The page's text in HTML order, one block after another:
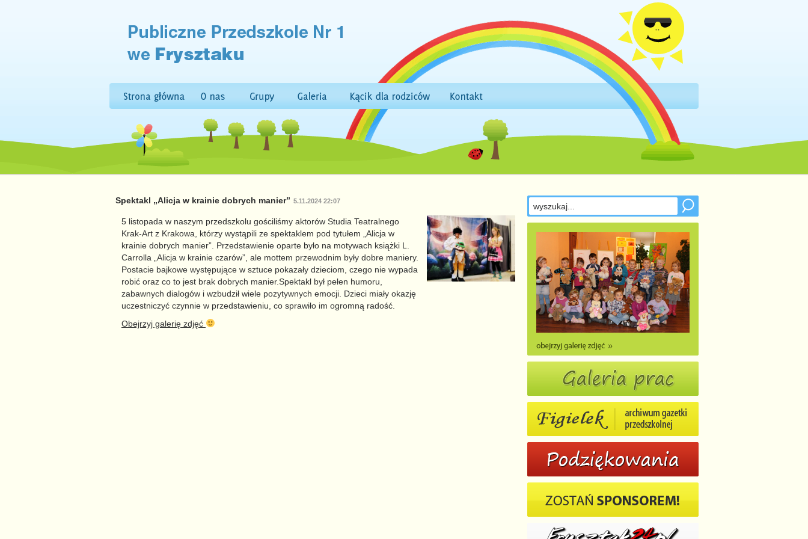
Spektakl „Alicja w krainie dobrych manier” 5.11.2024 22:07
5 listopada w naszym przedszkolu gościliśmy aktorów Studia Teatralnego
Krak-Art z Krakowa, którzy wystąpili ze spektaklem pod tytułem „Alicja w
krainie dobrych manier”. Przedstawienie oparte było na motywach książki L.
Carrolla „Alicja w krainie czarów”, ale mottem przewodnim były dobre maniery.
Postacie bajkowe występujące w sztuce pokazały dzieciom, czego nie wypada
robić oraz co to jest brak dobrych manier.Spektakl był pełen humoru,
zabawnych dialogów i wzbudził wiele pozytywnych emocji. Dzieci miały okazję
uczestniczyć czynnie w przedstawieniu, co sprawiło im ogromną radość.
Obejrzyj galerię zdjęć